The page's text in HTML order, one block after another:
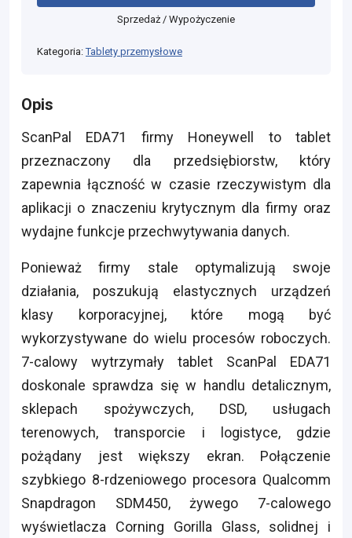
Sprzedaż / Wypożyczenie
Kategoria:Tablety przemysłowe
Opis
ScanPal EDA71 firmy Honeywell to tablet
przeznaczony dla przedsiębiorstw, który
zapewnia łączność w czasie rzeczywistym dla
aplikacji o znaczeniu krytycznym dla firmy oraz
wydajne funkcje przechwytywania danych.
Ponieważ firmy stale optymalizują swoje
działania, poszukują elastycznych urządzeń
klasy korporacyjnej, które mogą być
wykorzystywane do wielu procesów roboczych.
7-calowy wytrzymały tablet ScanPal EDA71
doskonale sprawdza się w handlu detalicznym,
sklepach spożywczych, DSD, usługach
terenowych, transporcie i logistyce, gdzie
pożądany jest większy ekran. Połączenie
szybkiego 8-rdzeniowego procesora Qualcomm
Snapdragon SDM450, żywego 7-calowego
wyświetlacza Corning Gorilla Glass, solidnej i